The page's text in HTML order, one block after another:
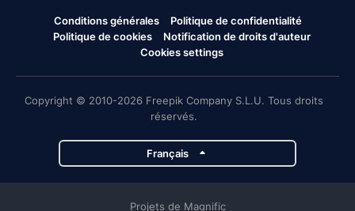
Conditions générales
Politique de confidentialité
Politique de cookies
Notification de droits d'auteur
Cookies settings
Copyright © 2010-2026 Freepik Company S.L.U. Tous droits
réservés.
Français
Projets de Magnific